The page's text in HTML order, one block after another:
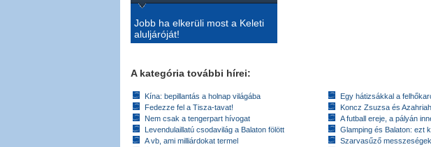
Jobb ha elkerüli most a Keleti
aluljáróját!
A kategória további hírei:
Kína: bepillantás a holnap világába
Fedezze fel a Tisza-tavat!
Nem csak a tengerpart hívogat
Levendulaillatú csodavilág a Balaton fölött
A vb, ami milliárdokat termel
Egy hátizsákkal a
Koncz Zsuzsa és
A futball ereje, a pályán
Glamping és Balaton: ezt
Szarvasűző messzeségek